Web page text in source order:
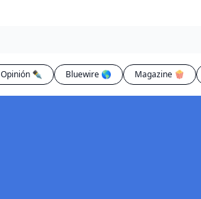
Opinión ✒️ Bluewire 🌎 Magazine 🍿